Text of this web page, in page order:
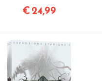
€ 24,99